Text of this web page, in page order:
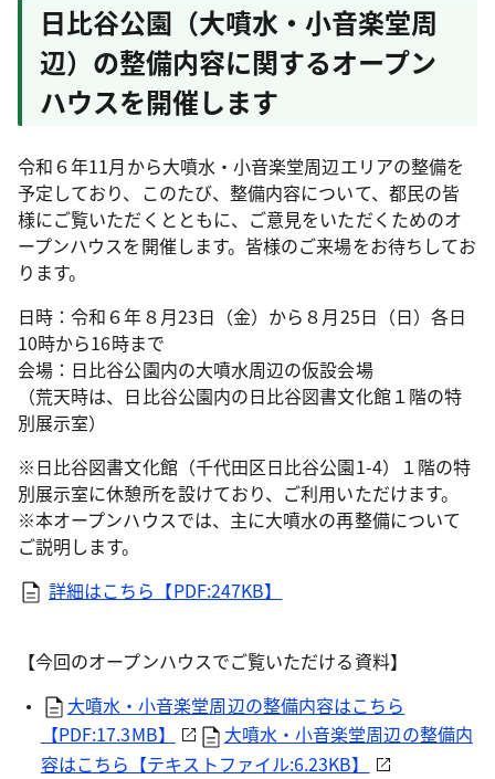
日比谷公園（大噴水・小音楽堂周
辺）の整備内容に関するオープン
ハウスを開催します
令和６年11月から大噴水・小音楽堂周辺エリアの整備を
予定しており、このたび、整備内容について、都民の皆
様にご覧いただくとともに、ご意見をいただくためのオ
ープンハウスを開催します。皆様のご来場をお待ちしてお
ります。
日時：令和６年８月23日（金）から８月25日（日）各日
10時から16時まで
会場：日比谷公園内の大噴水周辺の仮設会場
（荒天時は、日比谷公園内の日比谷図書文化館１階の特
別展示室）
※日比谷図書文化館（千代田区日比谷公園1-4）１階の特
別展示室に休憩所を設けており、ご利用いただけます。
※本オープンハウスでは、主に大噴水の再整備について
ご説明します。
詳細はこちら【PDF:247KB】
【今回のオープンハウスでご覧いただける資料】
大噴水・小音楽堂周辺の整備内容はこちら
【PDF:17.3MB】
大噴水・小音楽堂周辺の整備内
容はこちら【テキストファイル:6.23KB】